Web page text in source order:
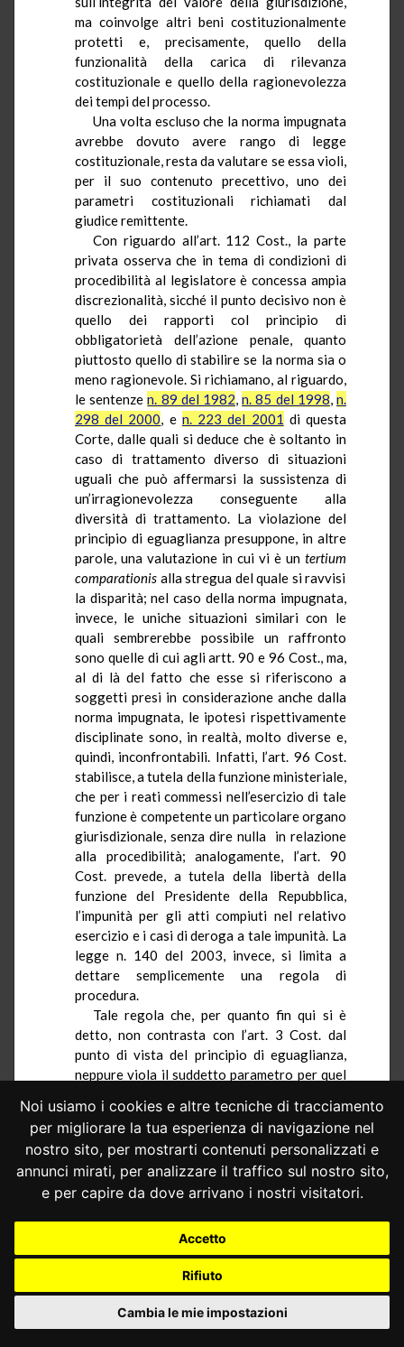
Noi usiamo i cookies e altre tecniche di tracciamento
per migliorare la tua esperienza di navigazione nel
nostro sito, per mostrarti contenuti personalizzati e
annunci mirati, per analizzare il traffico sul nostro sito,
e per capire da dove arrivano i nostri visitatori.
Accetto
Rifiuto
Cambia le mie impostazioni
ma coinvolge altri beni costituzionalmente
protetti e, precisamente, quello della
funzionalità della carica di rilevanza
costituzionale e quello della ragionevolezza
dei tempi del processo.
Una volta escluso che la norma impugnata
avrebbe dovuto avere rango di legge
costituzionale, resta da valutare se essa violi,
per il suo contenuto precettivo, uno dei
parametri costituzionali richiamati dal
giudice remittente.
Con riguardo all’art. 112 Cost., la parte
privata osserva che in tema di condizioni di
procedibilità al legislatore è concessa ampia
discrezionalità, sicché il punto decisivo non è
quello dei rapporti col principio di
obbligatorietà dell’azione penale, quanto
piuttosto quello di stabilire se la norma sia o
meno ragionevole. Si richiamano, al riguardo,
le sentenzen. 89 del 1982,n. 85 del 1998,n.
298 del 2000, e n. 223 del 2001 di questa
Corte, dalle quali si deduce che è soltanto in
caso di trattamento diverso di situazioni
uguali che può affermarsi la sussistenza di
un’irragionevolezza conseguente alla
diversità di trattamento. La violazione del
principio di eguaglianza presuppone, in altre
parole, una valutazione in cui vi è un tertium
comparationisalla stregua del quale si ravvisi
la disparità; nel caso della norma impugnata,
invece, le uniche situazioni similari con le
quali sembrerebbe possibile un raffronto
sono quelle di cui agli artt. 90 e 96 Cost., ma,
al di là del fatto che esse si riferiscono a
soggetti presi in considerazione anche dalla
norma impugnata, le ipotesi rispettivamente
disciplinate sono, in realtà, molto diverse e,
quindi, inconfrontabili. Infatti, l’art. 96 Cost.
stabilisce, a tutela della funzione ministeriale,
che per i reati commessi nell’esercizio di tale
funzione è competente un particolare organo
giurisdizionale, senza dire nulla
in relazione
alla procedibilità; analogamente, l’art. 90
Cost. prevede, a tutela della libertà della
funzione del Presidente della Repubblica,
l’impunità per gli atti compiuti nel relativo
esercizio e i casi di deroga a tale impunità. La
legge n. 140 del 2003, invece, si limita a
dettare semplicemente una regola di
procedura.
Tale regola che, per quanto fin qui si è
detto, non contrasta con l’art. 3 Cost. dal
punto di vista del principio di eguaglianza,
neppure viola il suddetto parametro per quel
riguardo potrebbe sostenersi
l’irragionevolezza in sé della normativa
impugnata in conseguenza dell’impossibilità
che essa determinerebbe in ordine alla
formazione della prova, ma anche questa
l’utilizzazione del termine "processo” e non di
quello "procedimento” ha proprio il
significato tecnico di consentire l’assunzione
delle prove nel corso delle indagini
preliminari.
La memoria difensiva si sofferma, poi, sul